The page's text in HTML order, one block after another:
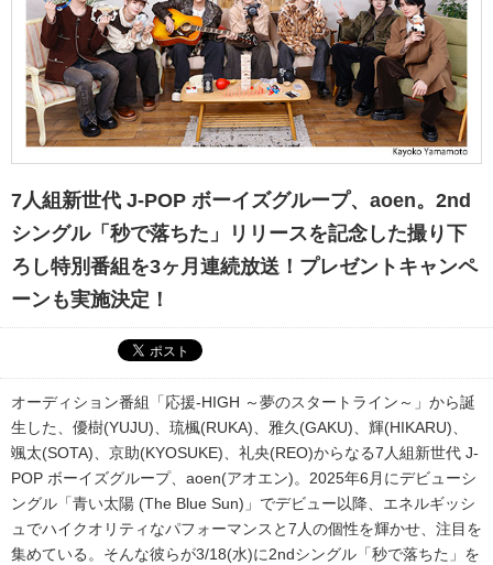
7人組新世代 J-POP ボーイズグループ、aoen。2nd
シングル「秒で落ちた」リリースを記念した撮り下
ろし特別番組を3ヶ月連続放送！プレゼントキャンペ
ーンも実施決定！
オーディション番組「応援-HIGH ～夢のスタートライン～」から誕
生した、優樹(YUJU)、琉楓(RUKA)、雅久(GAKU)、輝(HIKARU)、
颯太(SOTA)、京助(KYOSUKE)、礼央(REO)からなる7人組新世代 J-
POP ボーイズグループ、aoen(アオエン)。2025年6月にデビューシ
ングル「青い太陽 (The Blue Sun)」でデビュー以降、エネルギッシ
ュでハイクオリティなパフォーマンスと7人の個性を輝かせ、注目を
集めている。そんな彼らが3/18(水)に2ndシングル「秒で落ちた」を